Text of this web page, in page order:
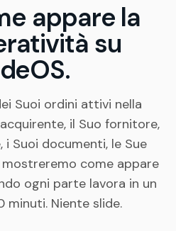
appare la
su
Suoi ordini attivi nella
il Suo fornitore,
i Suoi documenti, le Sue
come appare
ogni parte lavora in un
minuti. Niente slide.